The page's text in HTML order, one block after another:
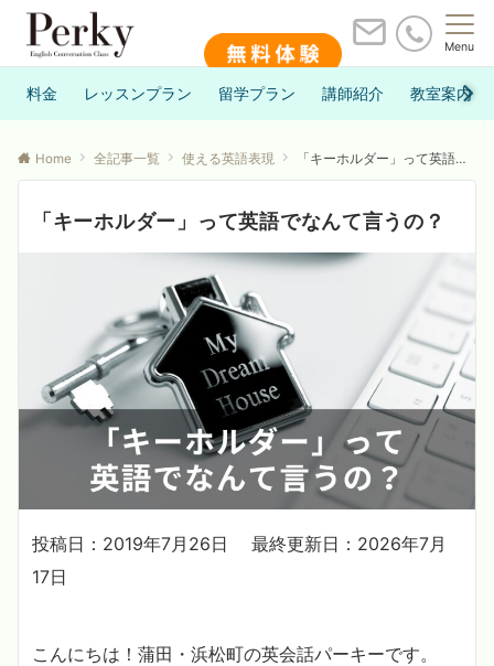
Menu
料金 レッスンプラン 留学プラン 講師紹介 教室案内
Home 全記事一覧 使える英語表現 「キーホルダー」って英語でなんて言うの？
「キーホルダー」って英語でなんて言うの？
投稿日：2019年7月26日
最終更新日：2026年7月
17日
こんにちは！蒲田・浜松町の英会話パーキーです。